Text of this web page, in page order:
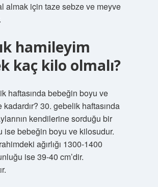
almak için taze sebze ve meyve
hamileyim
kaç kilo olmalı?
haftasında bebeğin boyu ve
kadardır? 30. gebelik haftasında
kendilerine sorduğu bir
ise bebeğin boyu ve kilosudur.
ağırlığı 1300-1400
ise 39-40 cm’dir.